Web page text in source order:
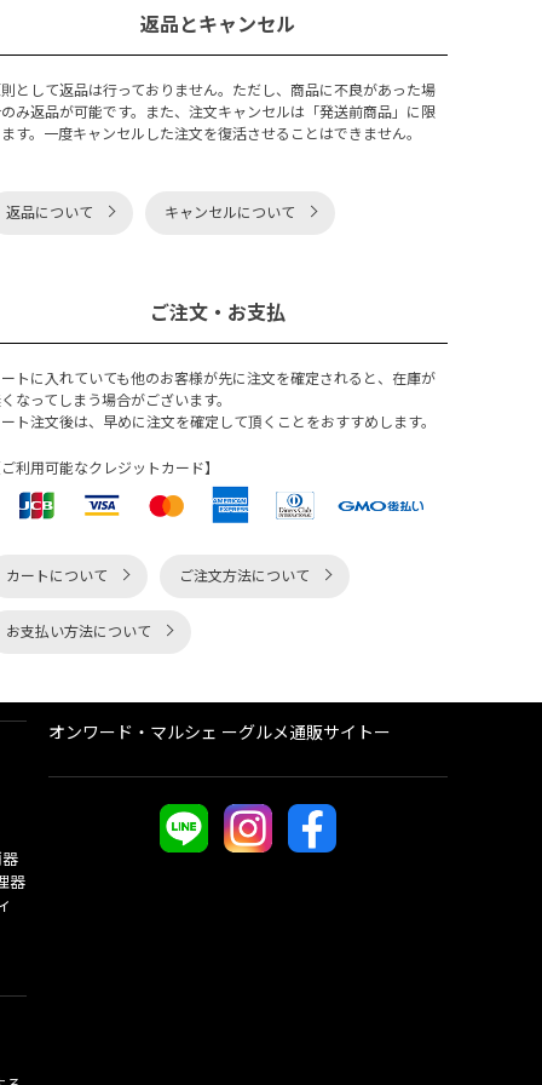
返品とキャンセル
として返品は行っておりません。ただし、商品に不良があった場
み返品が可能です。また、注文キャンセルは「発送前商品」に限
す。一度キャンセルした注文を復活させることはできません。
返品について キャンセルについて
ご注文・お支払
トに入れていても他のお客様が先に注文を確定されると、在庫が
なってしまう場合がございます。
ト注文後は、早めに注文を確定して頂くことをおすすめします。
利用可能なクレジットカード】
カートについて ご注文方法について
お支払い方法について
器
オンワード・マルシェ ーグルメ通販サイトー